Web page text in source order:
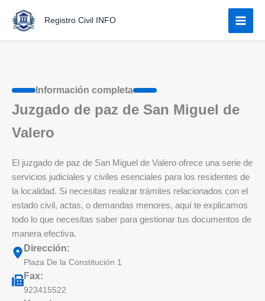
contenido
Registro Civil INFO
Información completa
Juzgado de paz de San Miguel de
Valero
El juzgado de paz de San Miguel de Valero ofrece una serie de
servicios judiciales y civiles esenciales para los residentes de
la localidad. Si necesitas realizar trámites relacionados con el
estado civil, actas, o demandas menores, aquí te explicamos
todo lo que necesitas saber para gestionar tus documentos de
manera efectiva.
Dirección:
Plaza De la Constitución 1
Fax:
923415522